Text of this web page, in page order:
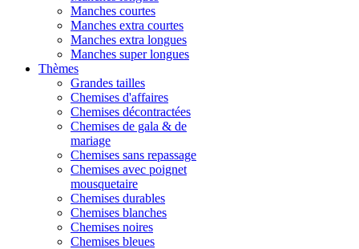
Manches courtes
Manches extra courtes
Manches extra longues
Manches super longues
Thèmes
Grandes tailles
Chemises d'affaires
Chemises décontractées
Chemises de gala & de
mariage
Chemises sans repassage
Chemises avec poignet
mousquetaire
Chemises durables
Chemises blanches
Chemises noires
Chemises bleues